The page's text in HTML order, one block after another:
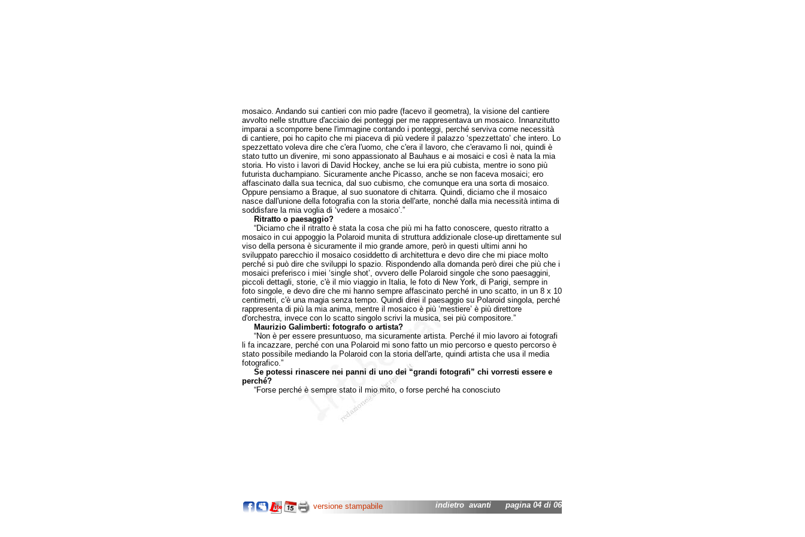
mosaico. Andando sui cantieri con mio padre (facevo il geometra), la visione del cantiere
avvolto nelle strutture d'acciaio dei ponteggi per me rappresentava un mosaico. Innanzitutto
imparai a scomporre bene l'immagine contando i ponteggi, perché serviva come necessità
di cantiere, poi ho capito che mi piaceva di più vedere il palazzo ‘spezzettato’ che intero. Lo
spezzettato voleva dire che c'era l'uomo, che c'era il lavoro, che c'eravamo lì noi, quindi è
stato tutto un divenire, mi sono appassionato al Bauhaus e ai mosaici e così è nata la mia
storia. Ho visto i lavori di David Hockey, anche se lui era più cubista, mentre io sono più
futurista duchampiano. Sicuramente anche Picasso, anche se non faceva mosaici; ero
affascinato dalla sua tecnica, dal suo cubismo, che comunque era una sorta di mosaico.
Oppure pensiamo a Braque, al suo suonatore di chitarra. Quindi, diciamo che il mosaico
nasce dall'unione della fotografia con la storia dell'arte, nonché dalla mia necessità intima di
soddisfare la mia voglia di ‘vedere a mosaico’.”
Ritratto o paesaggio?
“Diciamo che il ritratto è stata la cosa che più mi ha fatto conoscere, questo ritratto a
mosaico in cui appoggio la Polaroid munita di struttura addizionale close-up direttamente sul
viso della persona è sicuramente il mio grande amore, però in questi ultimi anni ho
sviluppato parecchio il mosaico cosiddetto di architettura e devo dire che mi piace molto
perché si può dire che sviluppi lo spazio. Rispondendo alla domanda però direi che più che i
mosaici preferisco i miei ‘single shot’, ovvero delle Polaroid singole che sono paesaggini,
piccoli dettagli, storie, c'è il mio viaggio in Italia, le foto di New York, di Parigi, sempre in
foto singole, e devo dire che mi hanno sempre affascinato perché in uno scatto, in un 8 x 10
centimetri, c'è una magia senza tempo. Quindi direi il paesaggio su Polaroid singola, perché
rappresenta di più la mia anima, mentre il mosaico è più ‘mestiere’ è più direttore
d'orchestra, invece con lo scatto singolo scrivi la musica, sei più compositore.”
Maurizio Galimberti: fotografo o artista?
“Non è per essere presuntuoso, ma sicuramente artista. Perché il mio lavoro ai fotografi
li fa incazzare, perché con una Polaroid mi sono fatto un mio percorso e questo percorso è
stato possibile mediando la Polaroid con la storia dell'arte, quindi artista che usa il media
fotografico.”
Se potessi rinascere nei panni di uno dei “grandi fotografi” chi vorresti essere e
perché?
“Forse perché è sempre stato il mio mito, o forse perché ha conosciuto
versione stampabile indietro avantipagina 04 di 06